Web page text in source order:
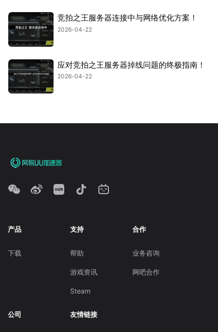
竞拍之王服务器连接中与网络优化方案！
2026-04-22
应对竞拍之王服务器掉线问题的终极指南！
2026-04-22
产品
下载
支持
帮助
游戏资讯
Steam
合作
业务咨询
网吧合作
公司 友情链接